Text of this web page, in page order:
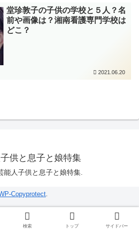
堂珍敦子の子供の学校と５人？名
前や画像は？湘南看護専門学校は
どこ？
2021.06.20
供と息子と娘特集
能人子供と息子と娘特集.
検索 トップ サイドバー
Copyprotect